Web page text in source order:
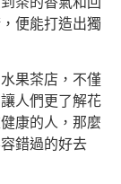
便能打造出獨
果茶店，不僅
人們更了解花
康的人，那麼
錯過的好去